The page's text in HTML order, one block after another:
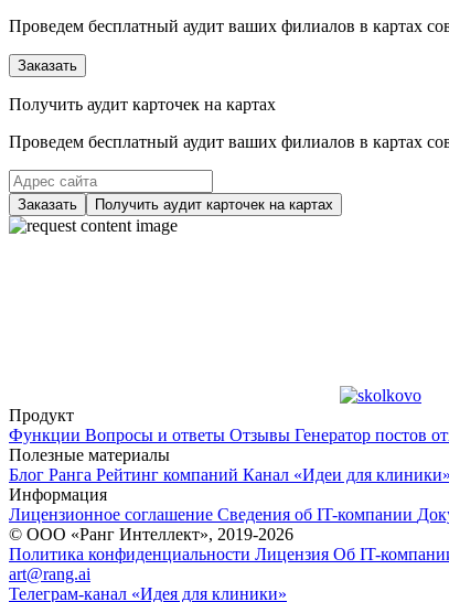
Проведем бесплатный аудит ваших филиалов в картах
Заказать
Получить аудит карточек на картах
Проведем бесплатный аудит ваших филиалов в картах
Заказать Получить аудит карточек на картах
Продукт
Функции Вопросы и ответы Отзывы Генератор постов
Полезные материалы
Блог Ранга Рейтинг компаний Канал «Идеи для клиники»
Информация
Лицензионное соглашение Сведения об IT-компании
© ООО «Ранг Интеллект», 2019-2026
Политика конфиденциальности Лицензия Об IT-
art@rang.ai
Телеграм-канал «Идея для клиники»